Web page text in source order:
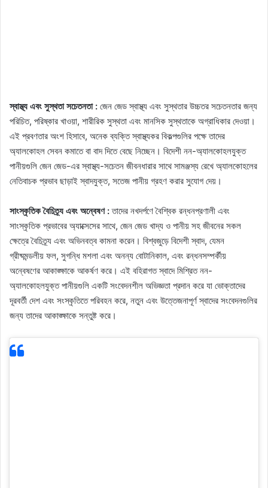
স্বাস্থ্য এবং সুস্থতা সচেতনতা : জেন জেড স্বাস্থ্য এবং সুস্থতার উচ্চতর সচেতনতার জন্য
পরিচিত, পরিষ্কার খাওয়া, শারীরিক সুস্থতা এবং মানসিক সুস্থতাকে অগ্রাধিকার দেওয়া।
এই প্রবণতার অংশ হিসাবে, অনেক ব্যক্তি স্বাস্থ্যকর বিকল্পগুলির পক্ষে তাদের
অ্যালকোহল সেবন কমাতে বা বাদ দিতে বেছে নিচ্ছেন। বিদেশী নন-অ্যালকোহলযুক্ত
পানীয়গুলি জেন জেড-এর স্বাস্থ্য-সচেতন জীবনধারার সাথে সামঞ্জস্য রেখে অ্যালকোহলের
নেতিবাচক প্রভাব ছাড়াই স্বাদযুক্ত, সতেজ পানীয় গ্রহণ করার সুযোগ দেয়।
সাংস্কৃতিক বৈচিত্র্য এবং অন্বেষণ :তাদের নখদর্পণে বৈশ্বিক রন্ধনপ্রণালী এবং
সাংস্কৃতিক প্রভাবের অ্যাক্সেসের সাথে, জেন জেড খাদ্য ও পানীয় সহ জীবনের সকল
ক্ষেত্রে বৈচিত্র্য এবং অভিনবত্ব কামনা করেন। বিশ্বজুড়ে বিদেশী স্বাদ, যেমন
গ্রীষ্মমন্ডলীয় ফল, সুগন্ধি মশলা এবং অনন্য বোটানিকাল, এবং রন্ধনসম্পর্কীয়
অন্বেষণের আকাঙ্ক্ষাকে আকর্ষণ করে। এই বহিরাগত স্বাদে মিশ্রিত নন-
অ্যালকোহলযুক্ত পানীয়গুলি একটি সংবেদনশীল অভিজ্ঞতা প্রদান করে যা ভোক্তাদের
দূরবর্তী দেশ এবং সংস্কৃতিতে পরিবহন করে, নতুন এবং উত্তেজনাপূর্ণ স্বাদের সংবেদনগুলির
জন্য তাদের আকাঙ্ক্ষাকে সন্তুষ্ট করে।